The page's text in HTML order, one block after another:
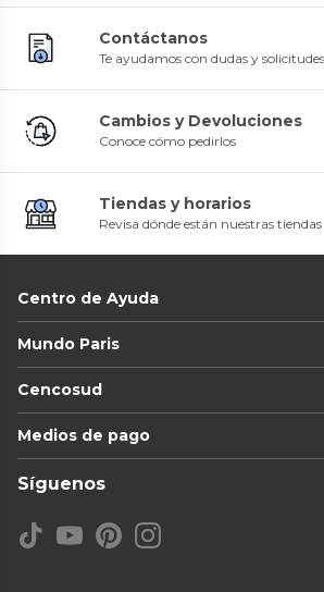
Contáctanos
Te ayudamos con dudas y solicitudes
Cambios y Devoluciones
Conoce cómo pedirlos
Tiendas y horarios
Revisa dónde están nuestras tiendas
Centro de Ayuda
Mundo Paris
Cencosud
Medios de pago
Síguenos